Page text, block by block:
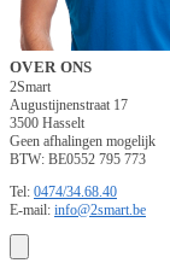
OVER ONS
2Smart
Augustijnenstraat 17
3500 Hasselt
Geen afhalingen mogelijk
BTW: BE0552 795 773
Tel: 0474/34.68.40
E-mail: info@2smart.be